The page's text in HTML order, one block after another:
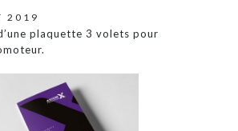
2019
plaquette 3 volets pour